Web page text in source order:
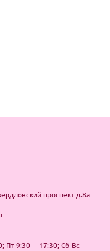
проспект д.8а
Пт 9:30 —17:30; Сб-Вс